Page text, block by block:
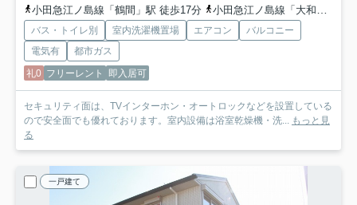
小田急江ノ島線「鶴間」駅 徒歩17分
小田急江ノ島線「大和」駅 バス11分 神奈川中央交通「市役所市立病院前」 停歩8分
バス・トイレ別 室内洗濯機置場 エアコン
バルコニー
電気有
都市ガス
礼0 フリーレント 即入居可
セキュリティ面は、TVインターホン・オートロックなどを設置している
ので安全面でも優れております。室内設備は浴室乾燥機・洗... もっと見
る
一戸建て